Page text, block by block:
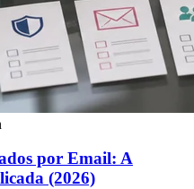
por Email: A
(2026)